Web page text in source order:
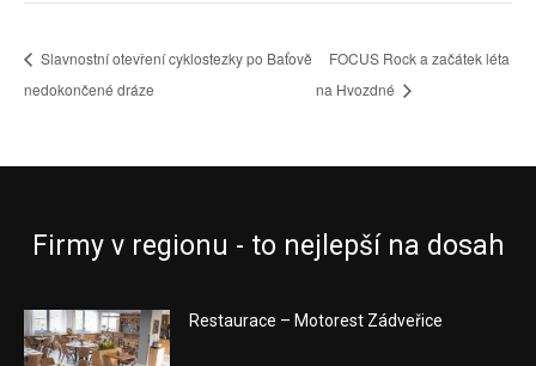
Slavnostní otevření cyklostezky po Baťově
nedokončené dráze
FOCUS Rock a začátek léta
na Hvozdné
Firmy v regionu - to nejlepší na dosah
Restaurace – Motorest Zádveřice